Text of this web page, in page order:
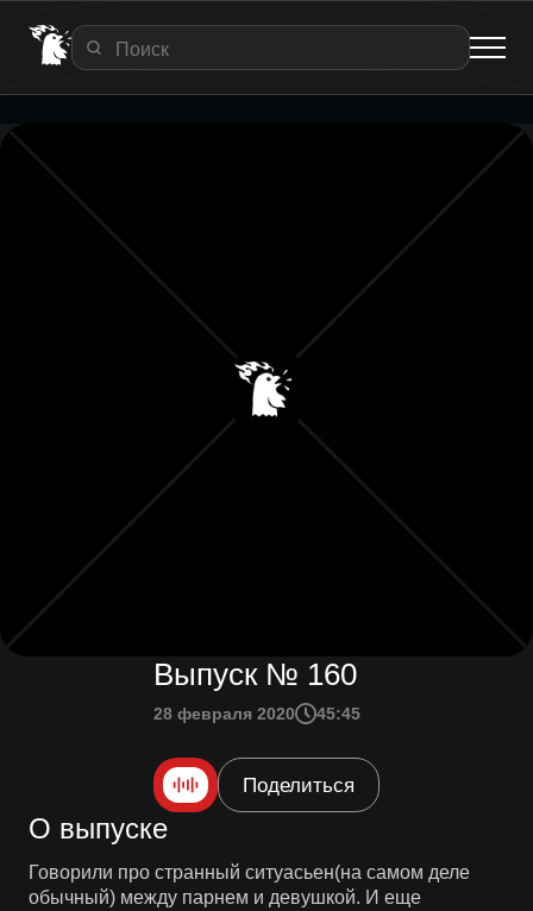
Выпуск № 160
28 февраля 2020 45:45
Поделиться
О выпуске
Говорили про странный ситуасьен(на самом деле
обычный) между парнем и девушкой. И еще